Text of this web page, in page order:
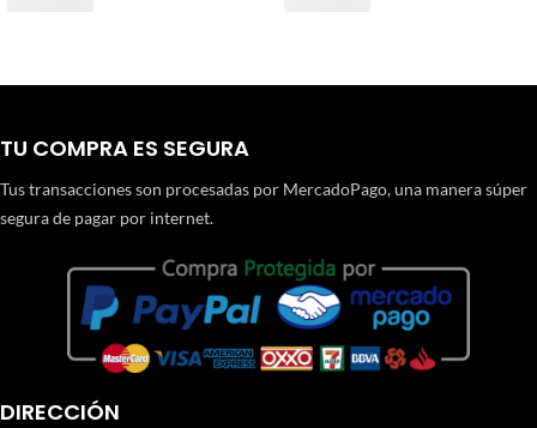
TU COMPRA ES SEGURA
Tus transacciones son procesadas por MercadoPago, una manera súper
segura de pagar por internet.
DIRECCIÓN